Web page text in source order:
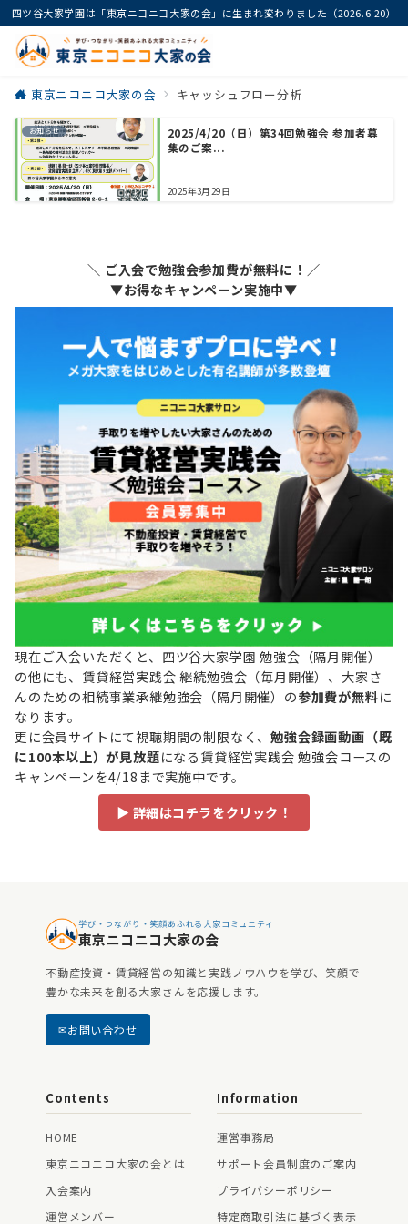
四ツ谷大家学園は「東京ニコニコ大家の会」に生まれ変わりました（2026.6.20）
東京ニコニコ大家の会 キャッシュフロー分析
お知らせ
2025/4/20（日）第34回勉強会 参加者募
集のご案...
2025年3月29日
＼ ご入会で勉強会参加費が無料に！／
▼お得なキャンペーン実施中▼
現在ご入会いただくと、四ツ谷大家学園 勉強会（隔月開催）
の他にも、賃貸経営実践会 継続勉強会（毎月開催）、大家さ
んのための相続事業承継勉強会（隔月開催）の参加費が無料に
なります。
更に会員サイトにて視聴期間の制限なく、勉強会録画動画（既
に100本以上）が見放題になる賃貸経営実践会 勉強会コースの
キャンペーンを4/18まで実施中です。
▶ 詳細はコチラをクリック！
学び・つながり・笑顔あふれる大家コミュニティ
東京ニコニコ大家の会
不動産投資・賃貸経営の知識と実践ノウハウを学び、笑顔で
豊かな未来を創る大家さんを応援します。
お問い合わせ
Contents
HOME
東京ニコニコ大家の会とは
入会案内
運営メンバー
Information
運営事務局
サポート会員制度のご案内
プライバシーポリシー
特定商取引法に基づく表示